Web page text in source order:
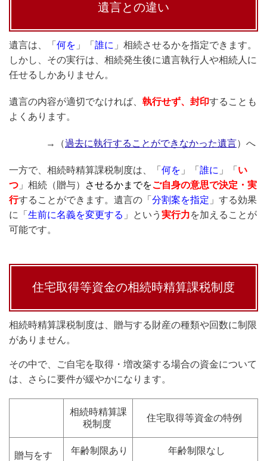
遺言との違い
遺言は、「 何を 」「 誰に 」相続させるかを指定できます。
しかし、その実行は、相続発生後に遺言執行人や相続人に
任せるしかありません。
遺言の内容が適切でなければ、 執行せず、封印することも
よくあります。
→（過去に執行することができなかった遺言）へ
一方で、相続時精算課税制度は、「 何を 」「 誰に 」「 い
つ 」相続（贈与） させるかまでをご自身の意思で決定・実
行することができます。遺言の「 分割案を指定 」する効果
に「 生前に名義を変更する 」という 実行力を加えることが
可能です。
住宅取得等資金の相続時精算課税制度
相続時精算課税制度は、贈与する財産の種類や回数に制限
がありません。
その中で、ご自宅を取得・増改築する場合の資金について
は、さらに要件が緩やかになります。
相続時精算課
税制度
住宅取得等資金の特例
贈与をす
年齢制限あり 年齢制限なし